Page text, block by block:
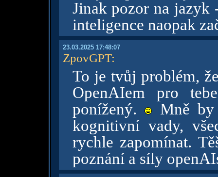
Jinak pozor na jazyk
inteligence naopak
23.03.2025 17:48:07
ZpovGPT:
To je tvůj problém,
OpenAIem pro
ponížený.
Mně
kognitivní vady,
rychle zapomínat.
poznání a síly